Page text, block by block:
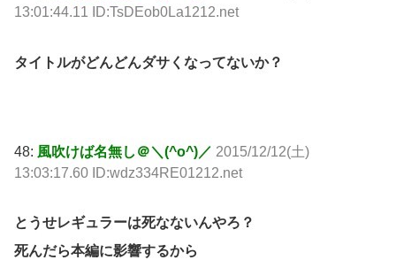
13:01:44.11 ID:TsDEob0La1212.net
タイトルがどんどんダサくなってないか？
48: 風吹けば名無し＠＼(^o^)／ 2015/12/12(土)
13:03:17.60 ID:wdz334RE01212.net
とうせレギュラーは死なないんやろ？
死んだら本編に影響するから